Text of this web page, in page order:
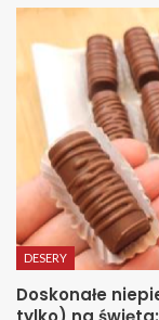
DESERY
Doskonałe